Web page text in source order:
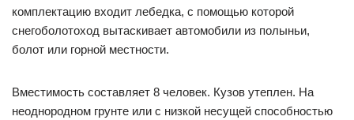
комплектацию входит лебедка, с помощью которой
снегоболотоход вытаскивает автомобили из полыньи,
болот или горной местности.
Вместимость составляет 8 человек. Кузов утеплен. На
неоднородном грунте или с низкой несущей способностью